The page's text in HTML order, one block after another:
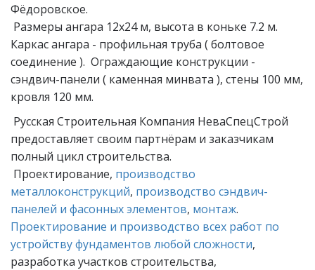
Фёдоровское.
Размеры ангара 12х24 м, высота в коньке 7.2 м.
Каркас ангара - профильная труба ( болтовое
соединение ). Ограждающие конструкции -
сэндвич-панели ( каменная минвата ), стены 100 мм,
кровля 120 мм.
Русская Строительная Компания НеваСпецСтрой
предоставляет своим партнёрам и заказчикам
полный цикл строительства.
Проектирование, производство
металлоконструкций, производство сэндвич-
панелей и фасонных элементов, монтаж.
Проектирование и производство всех работ по
устройству фундаментов любой сложности,
разработка участков строительства,